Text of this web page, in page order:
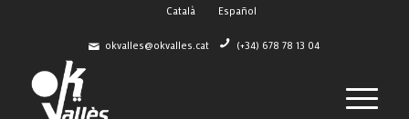
Català Español
okvalles@okvalles.cat (+34) 678 78 13 04